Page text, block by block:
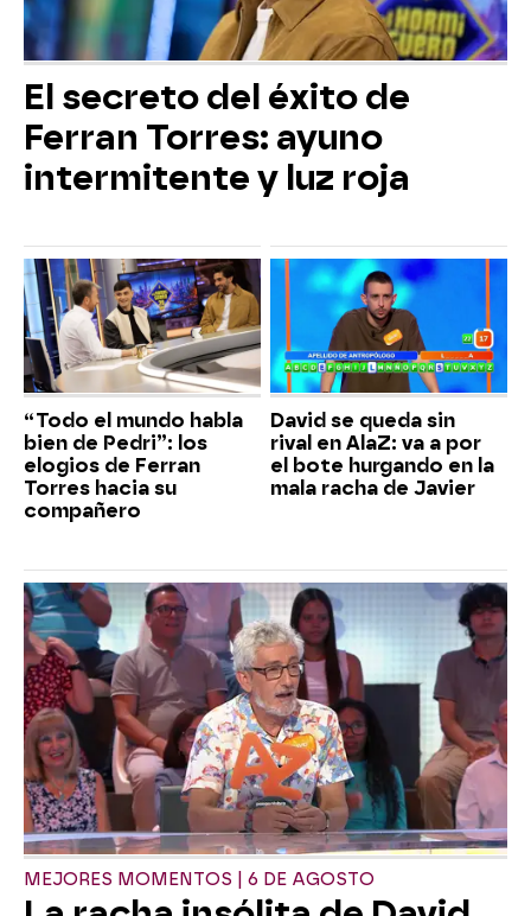
El secreto del éxito de
Ferran Torres: ayuno
intermitente y luz roja
“Todo el mundo habla
bien de Pedri”: los
elogios de Ferran
Torres hacia su
compañero
David se queda sin
rival en AlaZ: va a por
el bote hurgando en la
mala racha de Javier
MEJORES MOMENTOS | 6 DE AGOSTO